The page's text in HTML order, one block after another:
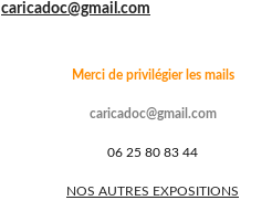
caricadoc@gmail.com
Merci de privilégier les mails
caricadoc@gmail.com
06 25 80 83 44
NOS AUTRES EXPOSITIONS